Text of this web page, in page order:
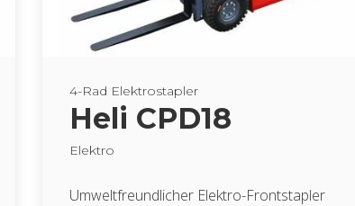
4-Rad Elek­tro­stap­ler
Heli CPD18
Elek­tro
Um­welt­freund­li­cher Elek­tro-Front­stap­ler